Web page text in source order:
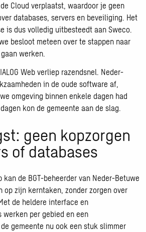
Cloud verplaatst, waardoor je geen
databases, servers en beveiliging. Het
is dus volledig uitbesteedt aan Sweco.
besloot meteen over te stappen naar
werken.
Web verliep razendsnel. Neder-
in de oude software af,
omgeving binnen enkele dagen had
kon de gemeente aan de slag.
geen kopzorgen
of databases
kan de BGT-beheerder van Neder-Betuwe
op zijn kerntaken, zonder zorgen over
de heldere interface en
per gebied en een
gemeente nu ook een stuk slimmer